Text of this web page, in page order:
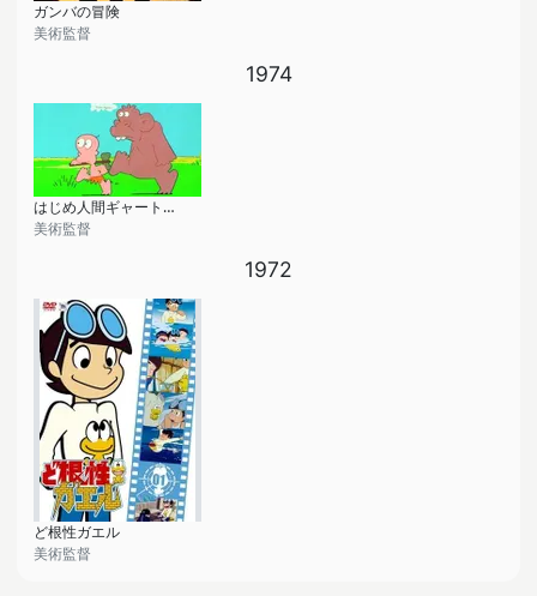
ガンバの冒険
美術監督
1974
はじめ人間ギャートルズ
美術監督
1972
ど根性ガエル
美術監督